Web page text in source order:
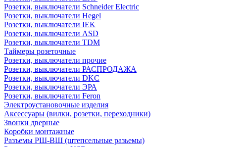
Розетки, выключатели Schneider Electric
Розетки, выключатели Hegel
Розетки, выключатели IEK
Розетки, выключатели ASD
Розетки, выключатели TDM
Таймеры розеточные
Розетки, выключатели прочие
Розетки, выключатели РАСПРОДАЖА
Розетки, выключатели DKC
Розетки, выключатели ЭРА
Розетки, выключатели Feron
Электроустановочные изделия
Аксессуары (вилки, розетки, переходники)
Звонки дверные
Коробки монтажные
Разъемы РШ-ВШ (штепсельные разьемы)